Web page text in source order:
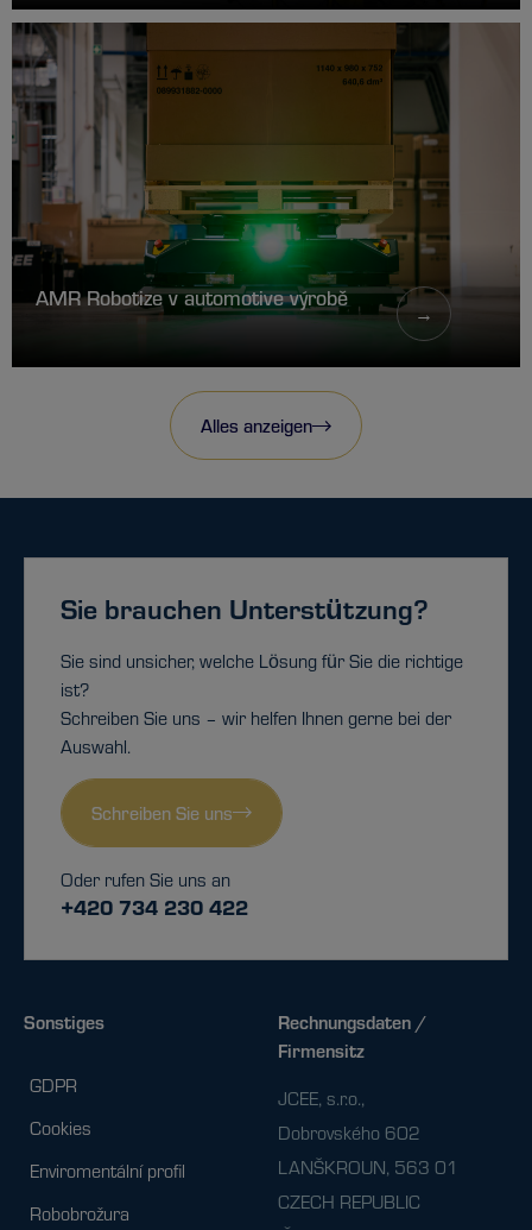
AMR Robotize v automotive výrobě
→
Alles anzeigen
Sonstiges
GDPR
Cookies
Enviromentální profil
Robobrožura
Rechnungsdaten /
Firmensitz
JCEE, s.r.o.,
Dobrovského 602
LANŠKROUN, 563 01
CZECH REPUBLIC
Sie brauchen Unterstützung?
Sie sind unsicher, welche Lösung für Sie die richtige
ist?
Schreiben Sie uns – wir helfen Ihnen gerne bei der
Auswahl.
Schreiben Sie uns
Oder rufen Sie uns an
+420 734 230 422